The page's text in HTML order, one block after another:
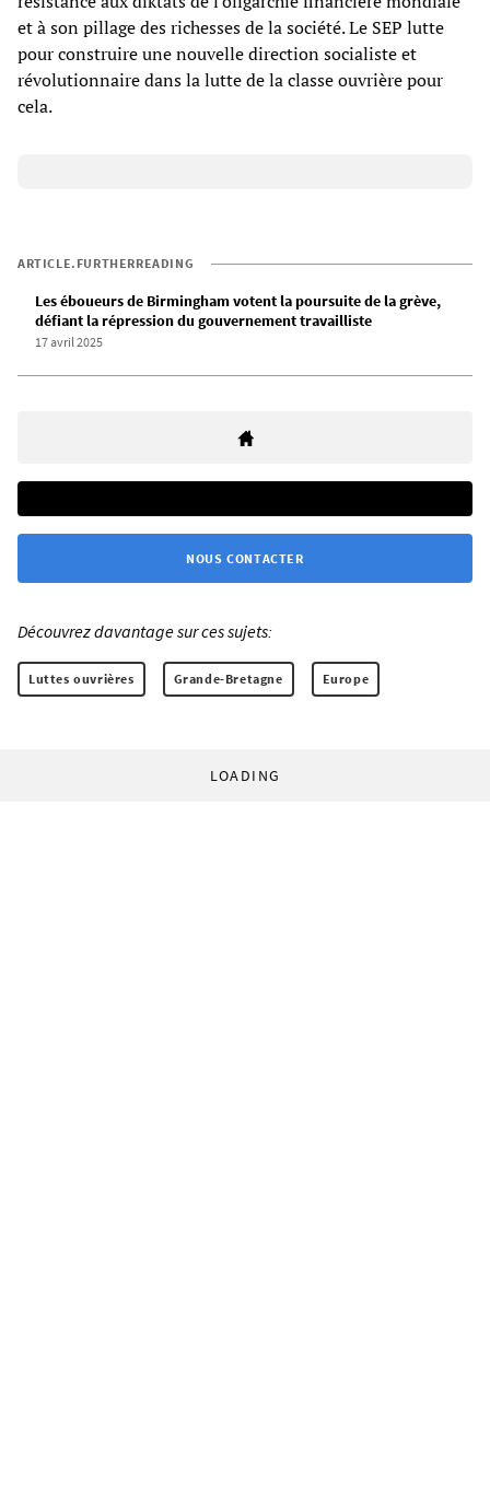
et à son pillage des richesses de la société. Le SEP lutte
pour construire une nouvelle direction socialiste et
révolutionnaire dans la lutte de la classe ouvrière pour
cela.
ARTICLE.FURTHERREADING
Les éboueurs de Birmingham votent la poursuite de la grève,
défiant la répression du gouvernement travailliste
17 avril 2025
NOUS CONTACTER
Découvrez davantage sur ces sujets:
Luttes ouvrières Grande-Bretagne Europe
LOADING